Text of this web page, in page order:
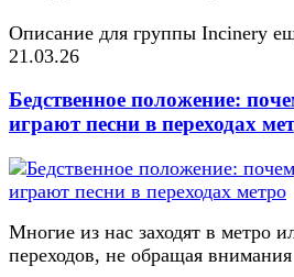
Описание для группы Incinery
21.03.26
Бедственное положение:
играют песни в переходах
Многие из нас заходят в метро
переходов, не обращая